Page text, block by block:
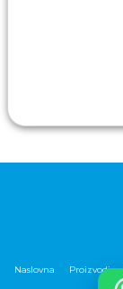
Naslovna Proizvodi